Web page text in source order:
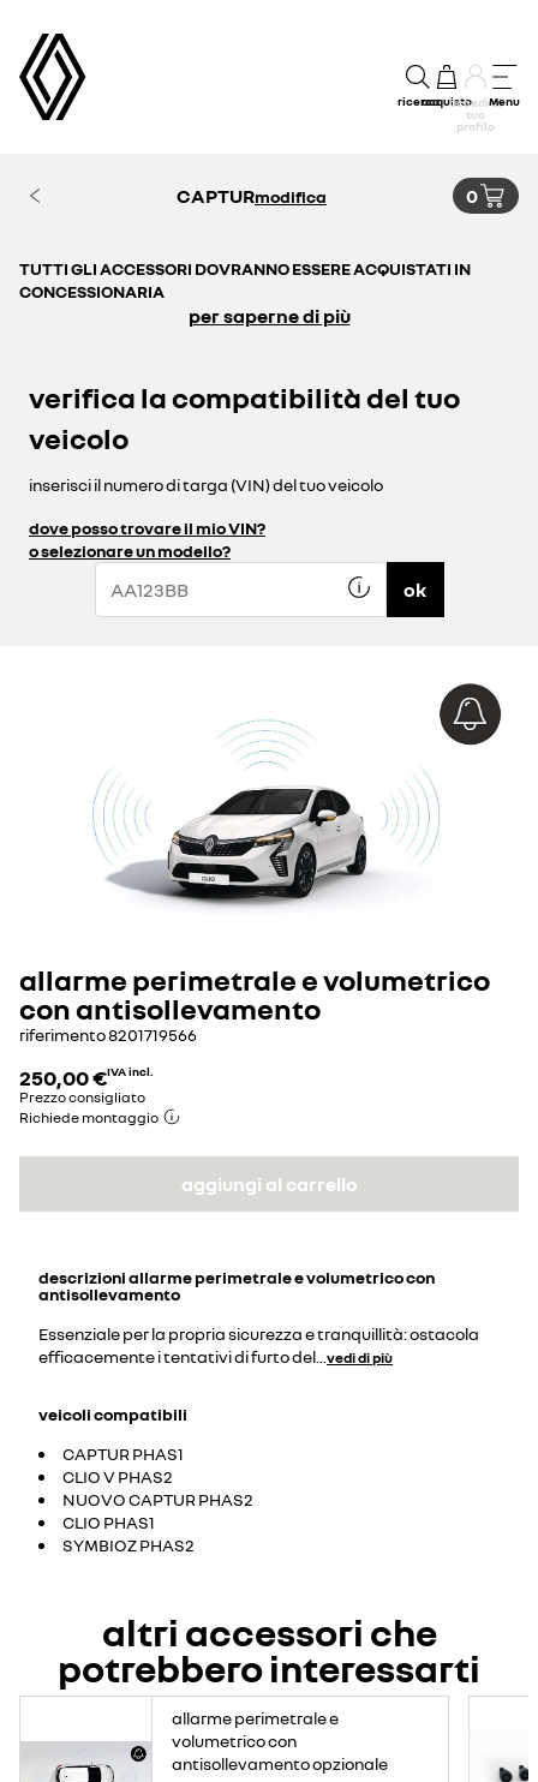
ricercaacquistoaccedi al
tuo
profilo
Menu
CAPTURmodifica 0
TUTTI GLI ACCESSORI DOVRANNO ESSERE ACQUISTATI IN
CONCESSIONARIA
per saperne di più
verifica la compatibilità del tuo
veicolo
inserisci il numero di targa (VIN) del tuo veicolo
dove posso trovare il mio VIN?
o selezionare un modello?
ok
allarme perimetrale e volumetrico
con antisollevamento
riferimento8201719566
250,00 €IVA incl.
Prezzo consigliato
Richiede montaggio
aggiungi al carrello
descrizioniallarme perimetrale e volumetrico con
antisollevamento
Essenziale per la propria sicurezza e tranquillità: ostacola
efficacemente i tentativi di furto del vedi di più
veicoli compatibili
CAPTUR PHAS1
CLIO V PHAS2
NUOVO CAPTUR PHAS2
CLIO PHAS1
SYMBIOZ PHAS2
altri accessori che
potrebbero interessarti
allarme perimetrale e
volumetrico con
antisollevamento opzionale